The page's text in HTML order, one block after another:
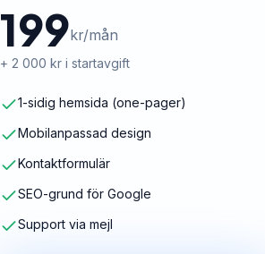
199kr/mån
+ 2 000 kr i startavgift
1-sidig hemsida (one-pager)
Mobilanpassad design
Kontaktformulär
SEO-grund för Google
Support via mejl